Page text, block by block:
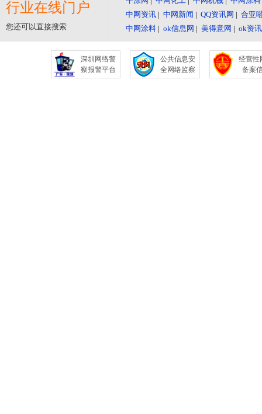
行业在线门户
您还可以直接搜索
中网资讯 | 中网新闻 | QQ资讯网 | 合亚
中网涂料 | ok信息网 | 美得意网 | ok资
深圳网络警
察报警平台
公共信息安
全网络监察
经营性
备案